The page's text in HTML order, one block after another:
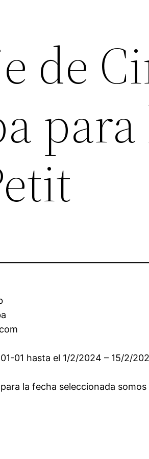
de
01 hasta el 1/2/2024 – 15/2/
la fecha seleccionada